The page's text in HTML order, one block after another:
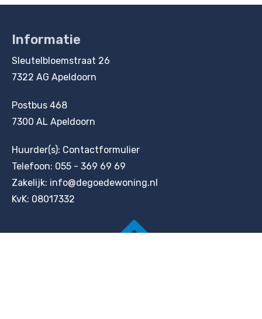
Contactinformatie
Informatie
Sleutelbloemstraat 26
7322 AG Apeldoorn
Postbus 468
7300 AL Apeldoorn
Huurder(s): Contactformulier
Telefoon: 055 - 369 69 69
Zakelijk: info@degoedewoning.nl
KvK: 08017332